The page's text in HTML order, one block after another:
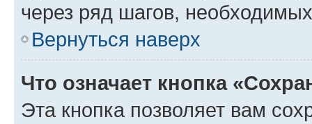
через ряд шагов,
Вернуться наверх
Что означает кнопка
Эта кнопка позволяет вам